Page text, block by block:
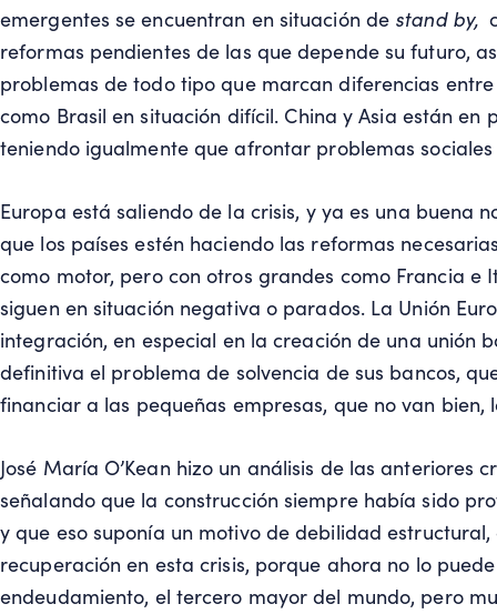
emergentes se encuentran en situación de stand by,
reformas pendientes de las que depende su futuro,
problemas de todo tipo que marcan diferencias
como Brasil en situación difícil. China y Asia están en
teniendo igualmente que afrontar problemas
Europa está saliendo de la crisis, y ya es una buena
que los países estén haciendo las reformas
como motor, pero con otros grandes como Francia e
siguen en situación negativa o parados. La Unión
integración, en especial en la creación de una unión
definitiva el problema de solvencia de sus bancos,
financiar a las pequeñas empresas, que no van
José María O’Kean hizo un análisis de las anteriores
señalando que la construcción siempre había sido
y que eso suponía un motivo de debilidad
recuperación en esta crisis, porque ahora no lo
endeudamiento, el tercero mayor del mundo, pero